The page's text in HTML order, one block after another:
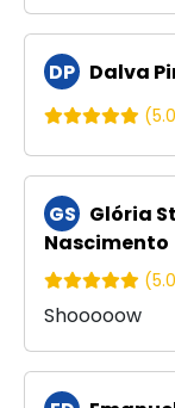
DP Dalva
GS Glória
Nascimento
Shooooow